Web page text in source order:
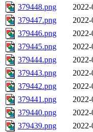
379448.png
379447.png
379446.png
379445.png
379444.png
379443.png
379442.png
379441.png
379440.png
379439.png